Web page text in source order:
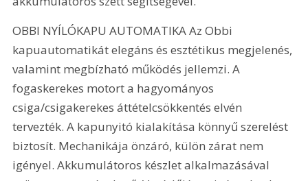
OBBI NYÍLÓKAPU AUTOMATIKA Az Obbi
kapuautomatikát elegáns és esztétikus megjelenés,
valamint megbízható működés jellemzi. A
fogaskerekes motort a hagyományos
csiga/csigakerekes áttételcsökkentés elvén
tervezték. A kapunyitó kialakítása könnyű szerelést
biztosít. Mechanikája önzáró, külön zárat nem
igényel. Akkumulátoros készlet alkalmazásával